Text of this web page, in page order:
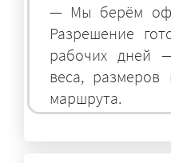
— Мы берём
Разрешение
рабочих дней
веса, размеров
маршрута.